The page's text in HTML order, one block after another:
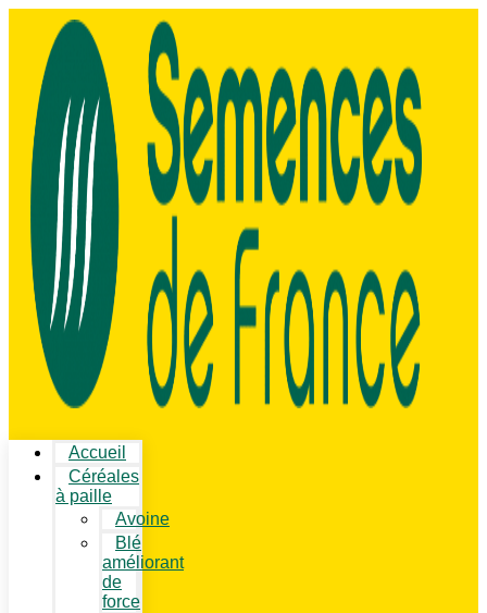
Accueil
Céréales
à paille
Avoine
Blé
améliorant
de
force